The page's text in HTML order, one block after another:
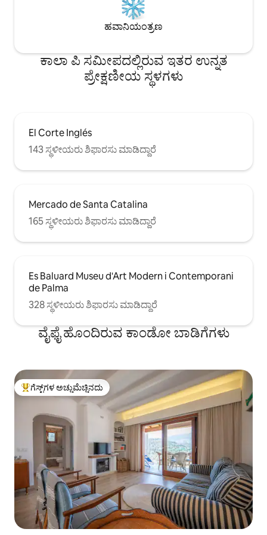
ಹವಾನಿಯಂತ್ರಣ
ಕಾಲಾ ಪಿ ಸಮೀಪದಲ್ಲಿರುವ ಇತರ ಉನ್ನತ
ಪ್ರೇಕ್ಷಣೀಯ ಸ್ಥಳಗಳು
El Corte Inglés
143 ಸ್ಥಳೀಯರು ಶಿಫಾರಸು ಮಾಡಿದ್ದಾರೆ
Mercado de Santa Catalina
165 ಸ್ಥಳೀಯರು ಶಿಫಾರಸು ಮಾಡಿದ್ದಾರೆ
Es Baluard Museu d'Art Modern i Contemporani
de Palma
328 ಸ್ಥಳೀಯರು ಶಿಫಾರಸು ಮಾಡಿದ್ದಾರೆ
ವೈಫೈ ಹೊಂದಿರುವ ಕಾಂಡೋ ಬಾಡಿಗೆಗಳು
ಗೆಸ್ಟ್‌ಗಳಿಗೆ ಅತಿ ಹೆಚ್ಚು ಅಚ್ಚುಮೆಚ್ಚಿನದು
ಗೆಸ್ಟ್‌ಗಳ ಅಚ್ಚುಮೆಚ್ಚಿನದು